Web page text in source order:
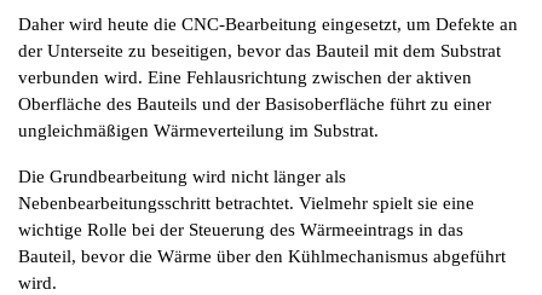
Daher wird heute die CNC-Bearbeitung eingesetzt, um Defekte an
der Unterseite zu beseitigen, bevor das Bauteil mit dem Substrat
verbunden wird. Eine Fehlausrichtung zwischen der aktiven
Oberfläche des Bauteils und der Basisoberfläche führt zu einer
ungleichmäßigen Wärmeverteilung im Substrat.
Die Grundbearbeitung wird nicht länger als
Nebenbearbeitungsschritt betrachtet. Vielmehr spielt sie eine
wichtige Rolle bei der Steuerung des Wärmeeintrags in das
Bauteil, bevor die Wärme über den Kühlmechanismus abgeführt
wird.